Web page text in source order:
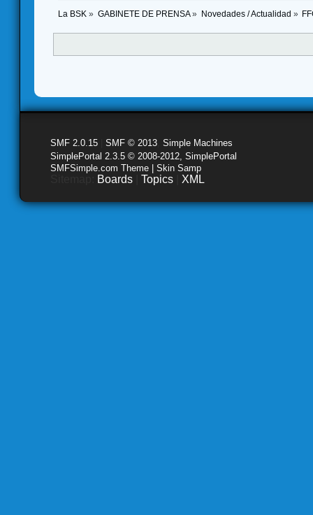
La BSK » GABINETE DE PRENSA» Novedades / Actualidad »
SMF 2.0.15 SMF © 2013 Simple Machines
SimplePortal 2.3.5 © 2008-2012, SimplePortal
SMFSimple.com Theme | Skin Samp
Boards Topics XML